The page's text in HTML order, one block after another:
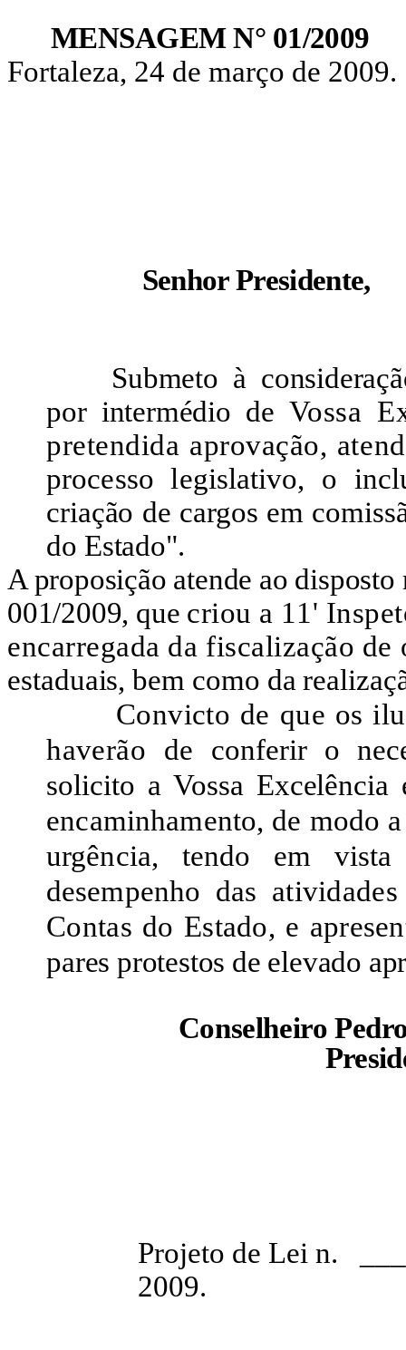
MENSAGEM N° 01/2009
Fortaleza, 24 de março de 2009.
Senhor Presidente,
Submeto à
por intermédio de Vossa
pretendida aprovação,
processo legislativo, o
criação de cargos em
do Estado".
A proposição atende ao
001/2009, que criou a 11'
encarregada da fiscalização de
estaduais, bem como da
Convicto de que os
haverão de conferir o
solicito a Vossa Excelência
encaminhamento, de modo
urgência, tendo em
desempenho das
Contas do Estado, e
pares protestos de elevado
Conselheiro
Projeto de Lei n.
2009.